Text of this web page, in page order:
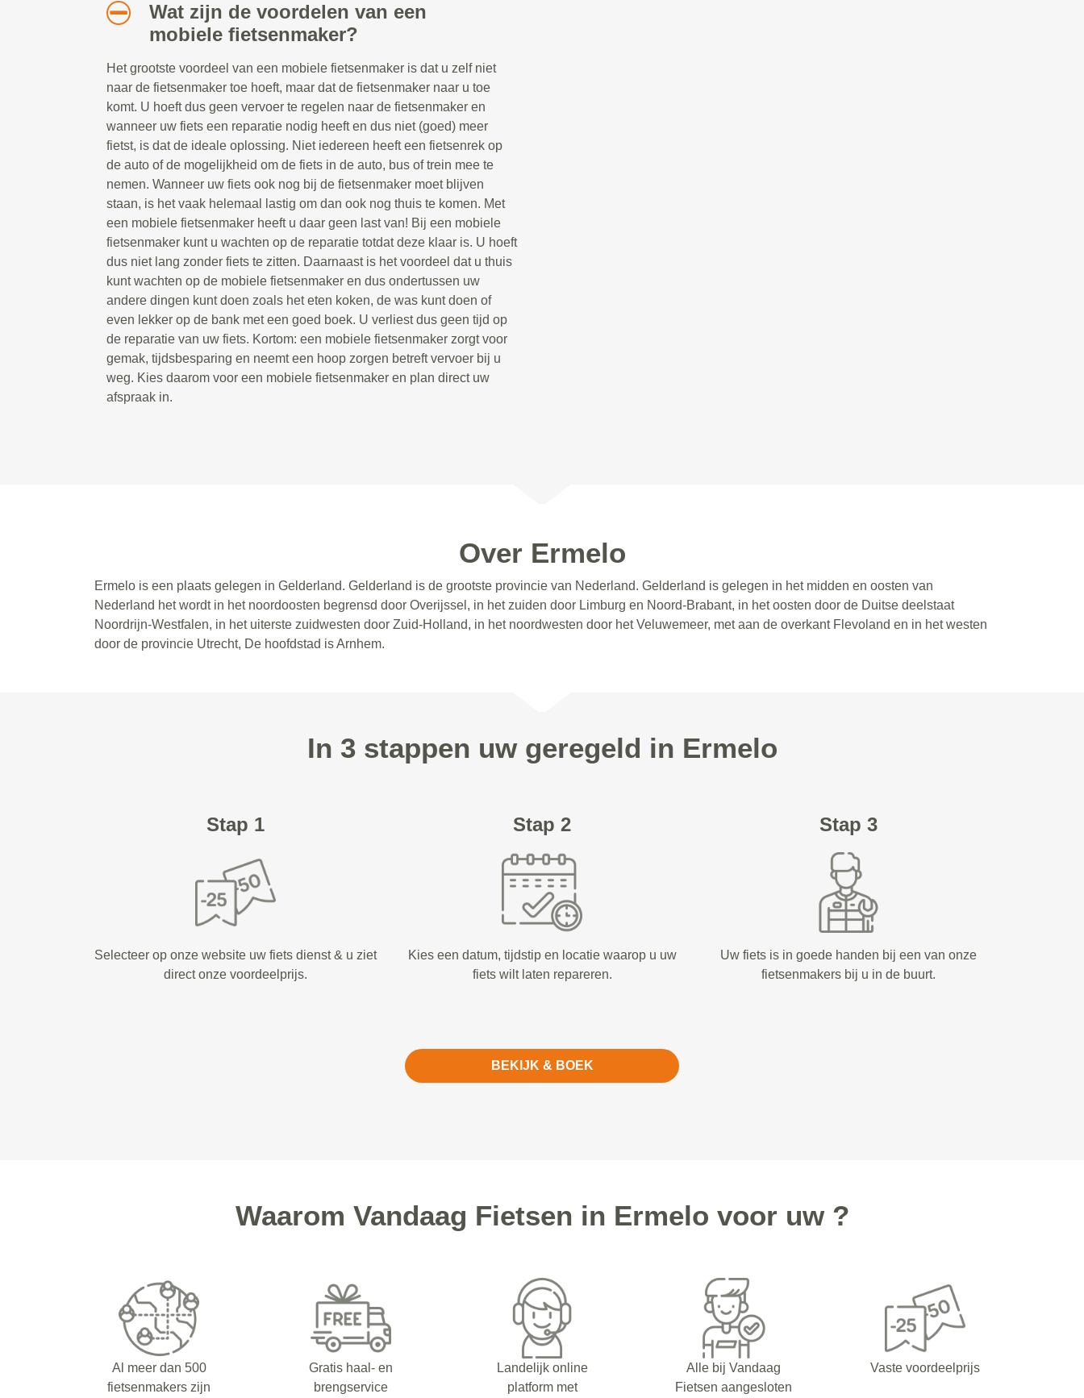
Wat zijn de voordelen van een
mobiele fietsenmaker?
Het grootste voordeel van een mobiele fietsenmaker is dat u zelf niet
naar de fietsenmaker toe hoeft, maar dat de fietsenmaker naar u toe
komt. U hoeft dus geen vervoer te regelen naar de fietsenmaker en
wanneer uw fiets een reparatie nodig heeft en dus niet (goed) meer
fietst, is dat de ideale oplossing. Niet iedereen heeft een fietsenrek op
de auto of de mogelijkheid om de fiets in de auto, bus of trein mee te
nemen. Wanneer uw fiets ook nog bij de fietsenmaker moet blijven
staan, is het vaak helemaal lastig om dan ook nog thuis te komen. Met
een mobiele fietsenmaker heeft u daar geen last van! Bij een mobiele
fietsenmaker kunt u wachten op de reparatie totdat deze klaar is. U hoeft
dus niet lang zonder fiets te zitten. Daarnaast is het voordeel dat u thuis
kunt wachten op de mobiele fietsenmaker en dus ondertussen uw
andere dingen kunt doen zoals het eten koken, de was kunt doen of
even lekker op de bank met een goed boek. U verliest dus geen tijd op
de reparatie van uw fiets. Kortom: een mobiele fietsenmaker zorgt voor
gemak, tijdsbesparing en neemt een hoop zorgen betreft vervoer bij u
weg. Kies daarom voor een mobiele fietsenmaker en plan direct uw
afspraak in.
Over Ermelo
Ermelo is een plaats gelegen in Gelderland. Gelderland is de grootste provincie van Nederland. Gelderland is gelegen in het midden en oosten van
Nederland het wordt in het noordoosten begrensd door Overijssel, in het zuiden door Limburg en Noord-Brabant, in het oosten door de Duitse deelstaat
Noordrijn-Westfalen, in het uiterste zuidwesten door Zuid-Holland, in het noordwesten door het Veluwemeer, met aan de overkant Flevoland en in het westen
door de provincie Utrecht, De hoofdstad is Arnhem.
In 3 stappen uw geregeld in Ermelo
Stap 1
Selecteer op onze website uw fiets dienst & u ziet
direct onze voordeelprijs.
Stap 2
Kies een datum, tijdstip en locatie waarop u uw
fiets wilt laten repareren.
Stap 3
Uw fiets is in goede handen bij een van onze
fietsenmakers bij u in de buurt.
BEKIJK & BOEK
Waarom Vandaag Fietsen in Ermelo voor uw ?
Al meer dan 500
fietsenmakers zijn
Gratis haal- en
brengservice
Landelijk online
platform met
Alle bij Vandaag
Fietsen aangesloten
Vaste voordeelprijs